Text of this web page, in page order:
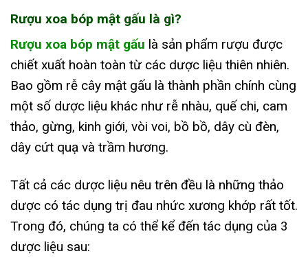
Rượu xoa bóp mật gấu là gì?
Rượu xoa bóp mật gấu là sản phẩm rượu được
chiết xuất hoàn toàn từ các dược liệu thiên nhiên.
Bao gồm rễ cây mật gấu là thành phần chính cùng
một số dược liệu khác như rễ nhàu, quế chi, cam
thảo, gừng, kinh giới, vòi voi, bồ bồ, dây cù đèn,
dây cứt quạ và trầm hương.
Tất cả các dược liệu nêu trên đều là những thảo
dược có tác dụng trị đau nhức xương khớp rất tốt.
Trong đó, chúng ta có thể kể đến tác dụng của 3
dược liệu sau: